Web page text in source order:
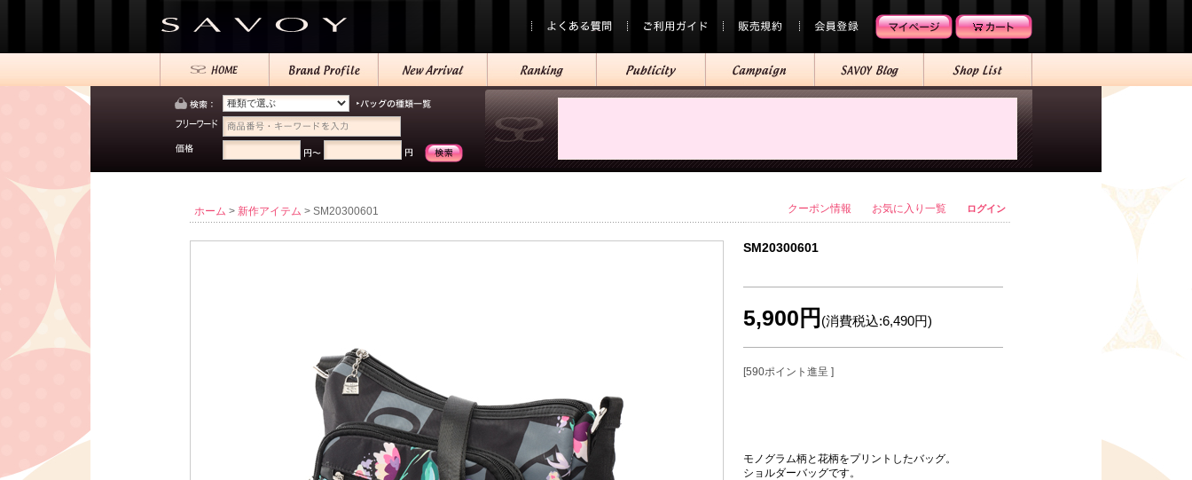
クーポン情報 お気に入り一覧 ログイン
ホーム > 新作アイテム > SM20300601
SM20300601
モノグラム柄と花柄をプリントしたバッグ。
ショルダーバッグです。
5,900円 (消費税込:6,490円)
[590ポイント進呈 ]